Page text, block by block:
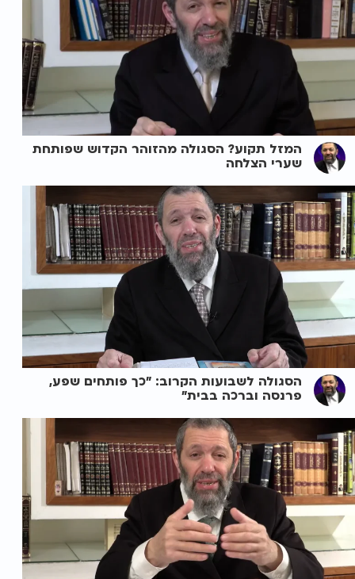
המזל תקוע? הסגולה מהזוהר הקדוש שפותחת
שערי הצלחה
הסגולה לשבועות הקרוב: "כך פותחים שפע,
פרנסה וברכה בבית"